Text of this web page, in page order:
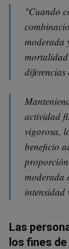
"Cuando
moderada
actividad
vigorosa,
beneficio
moderada
intensidad
Las
los fines